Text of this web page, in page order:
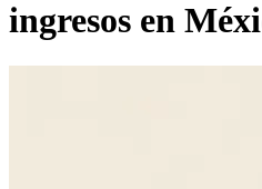
ingresos en